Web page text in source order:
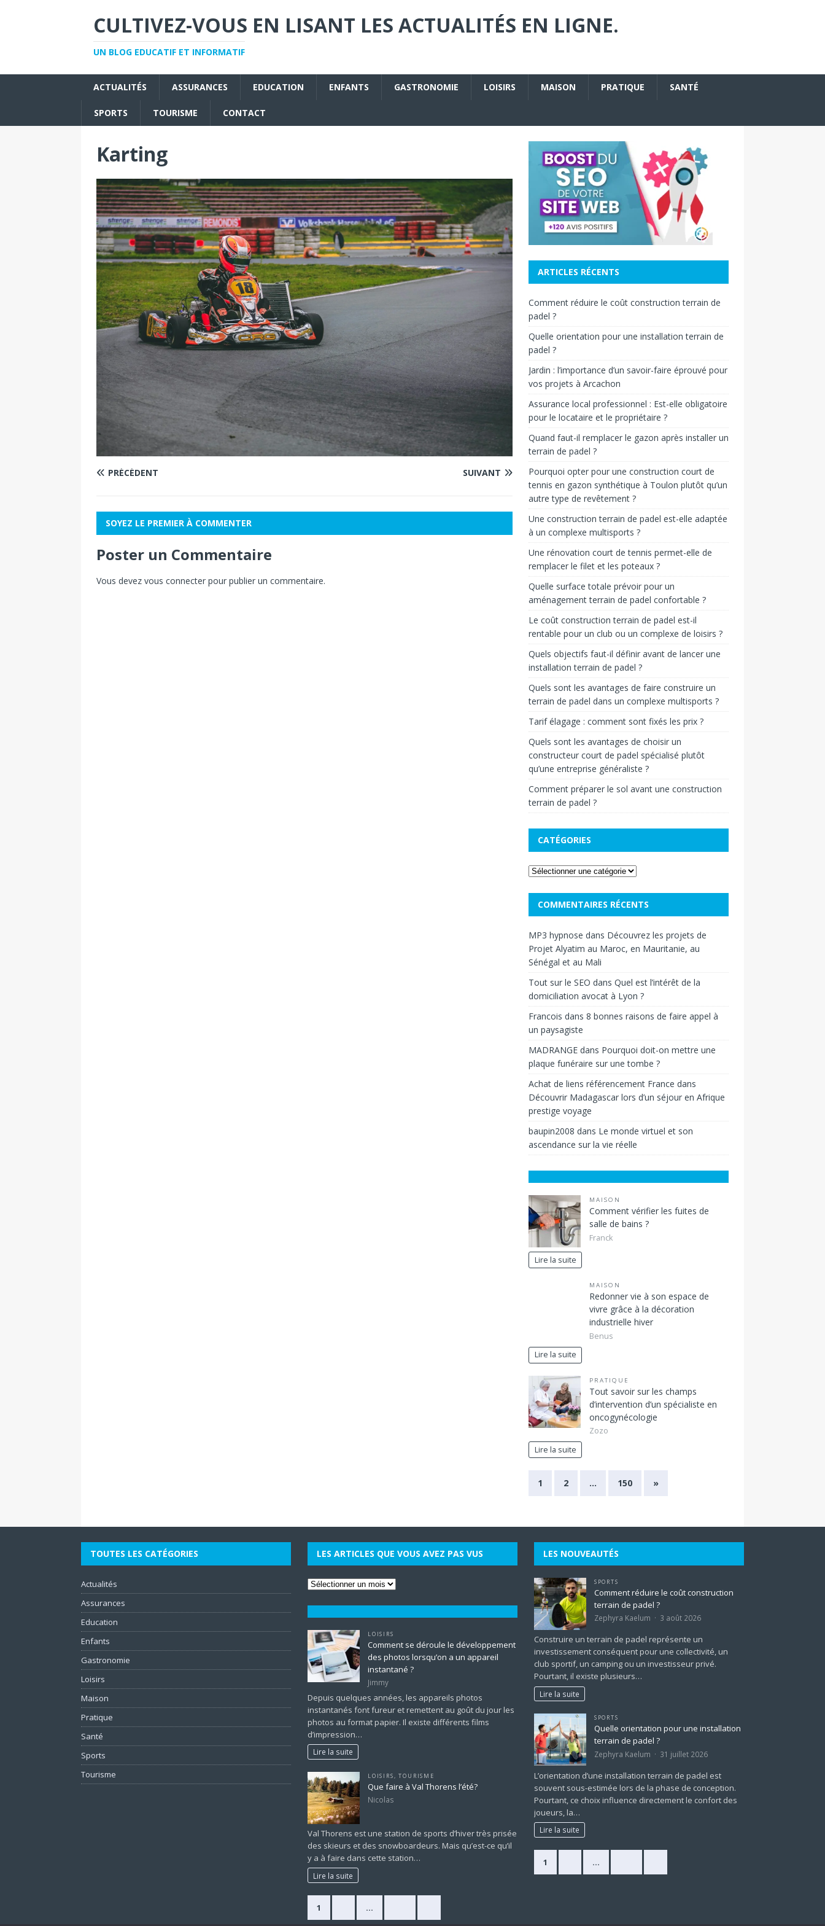
CULTIVEZ-VOUS EN LISANT LES ACTUALITÉS EN LIGNE.
UN BLOG EDUCATIF ET INFORMATIF
ACTUALITÉS ASSURANCES EDUCATION ENFANTS GASTRONOMIE LOISIRS MAISON PRATIQUE SANTÉ
SPORTS TOURISME CONTACT
Karting
PRÉCÉDENT SUIVANT
SOYEZ LE PREMIER À COMMENTER
Poster un Commentaire
Vous devez vous connecter pour publier un commentaire.
ARTICLES RÉCENTS
Comment réduire le coût construction terrain de
padel ?
Quelle orientation pour une installation terrain de
padel ?
Jardin : l’importance d’un savoir-faire éprouvé pour
vos projets à Arcachon
Assurance local professionnel : Est-elle obligatoire
pour le locataire et le propriétaire ?
Quand faut-il remplacer le gazon après installer un
terrain de padel ?
Pourquoi opter pour une construction court de
tennis en gazon synthétique à Toulon plutôt qu’un
autre type de revêtement ?
Une construction terrain de padel est-elle adaptée
à un complexe multisports ?
Une rénovation court de tennis permet-elle de
remplacer le filet et les poteaux ?
Quelle surface totale prévoir pour un
aménagement terrain de padel confortable ?
Le coût construction terrain de padel est-il
rentable pour un club ou un complexe de loisirs ?
Quels objectifs faut-il définir avant de lancer une
installation terrain de padel ?
Quels sont les avantages de faire construire un
terrain de padel dans un complexe multisports ?
Tarif élagage : comment sont fixés les prix ?
Quels sont les avantages de choisir un
constructeur court de padel spécialisé plutôt
qu’une entreprise généraliste ?
Comment préparer le sol avant une construction
terrain de padel ?
CATÉGORIES
COMMENTAIRES RÉCENTS
MP3 hypnose dans Découvrez les projets de
Projet Alyatim au Maroc, en Mauritanie, au
Sénégal et au Mali
Tout sur le SEO dans Quel est l’intérêt de la
domiciliation avocat à Lyon ?
Francois dans 8 bonnes raisons de faire appel à
un paysagiste
MADRANGEdans Pourquoi doit-on mettre une
plaque funéraire sur une tombe ?
Achat de liens référencement France dans
Découvrir Madagascar lors d’un séjour en Afrique
prestige voyage
baupin2008 dans Le monde virtuel et son
ascendance sur la vie réelle
MAISON
Comment vérifier les fuites de
salle de bains ?
Franck
Lire la suite
MAISON
Redonner vie à son espace de
vivre grâce à la décoration
industrielle hiver
Benus
Lire la suite
PRATIQUE
Tout savoir sur les champs
d’intervention d’un spécialiste en
oncogynécologie
Zozo
Lire la suite
1 2 … 150 »
TOUTES LES CATÉGORIES
Actualités
Assurances
Education
Enfants
Gastronomie
Loisirs
Maison
Pratique
Santé
Sports
Tourisme
LES ARTICLES QUE VOUS AVEZ PAS VUS
LOISIRS
Comment se déroule le développement
des photos lorsqu’on a un appareil
instantané ?
Jimmy
Depuis quelques années, les appareils photos
instantanés font fureur et remettent au goût du jour les
photos au format papier. Il existe différents films
d’impression…
Lire la suite
LOISIRS,TOURISME
Que faire à Val Thorens l’été?
Nicolas
Val Thorens est une station de sports d’hiver très prisée
des skieurs et des snowboardeurs. Mais qu’est-ce qu’il
y a à faire dans cette station…
Lire la suite
1 …
LES NOUVEAUTÉS
SPORTS
Comment réduire le coût construction
terrain de padel ?
Zephyra Kaelum 3 août 2026
Construire un terrain de padel représente un
investissement conséquent pour une collectivité, un
club sportif, un camping ou un investisseur privé.
Pourtant, il existe plusieurs…
Lire la suite
SPORTS
Quelle orientation pour une installation
terrain de padel ?
Zephyra Kaelum 31 juillet 2026
L’orientation d’une installation terrain de padel est
souvent sous-estimée lors de la phase de conception.
Pourtant, ce choix influence directement le confort des
joueurs, la…
Lire la suite
1 …